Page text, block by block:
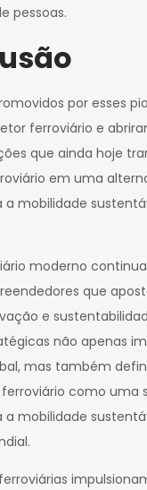
pessoas.
por esses
ferroviário e
que ainda hoje
em uma
a mobilidade
moderno
que
e
não apenas
mas também
como uma
a mobilidade